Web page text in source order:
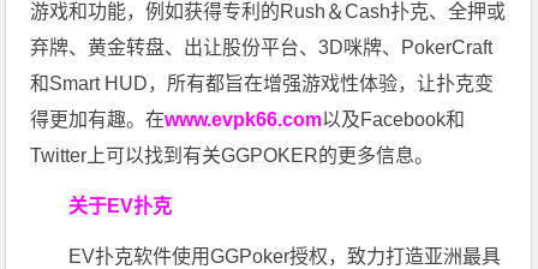
游戏和功能，例如获得专利的Rush＆Cash扑克、全押或
弃牌、黄金转盘、出让股份平台、3D咪牌、PokerCraft
和Smart HUD，所有都旨在增强游戏性体验，让扑克变
得更加有趣。在www.evpk66.com以及Facebook和
Twitter上可以找到有关GGPOKER的更多信息。
关于EV扑克
EV扑克软件使用GGPoker授权，致力打造亚洲最具